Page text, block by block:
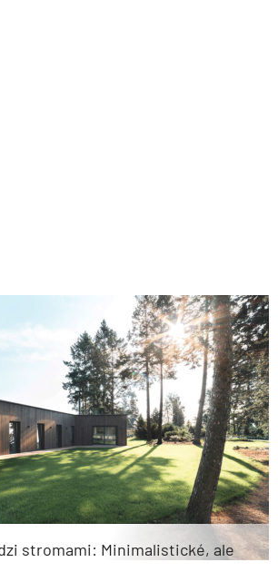
stromami: Minimalistické, ale